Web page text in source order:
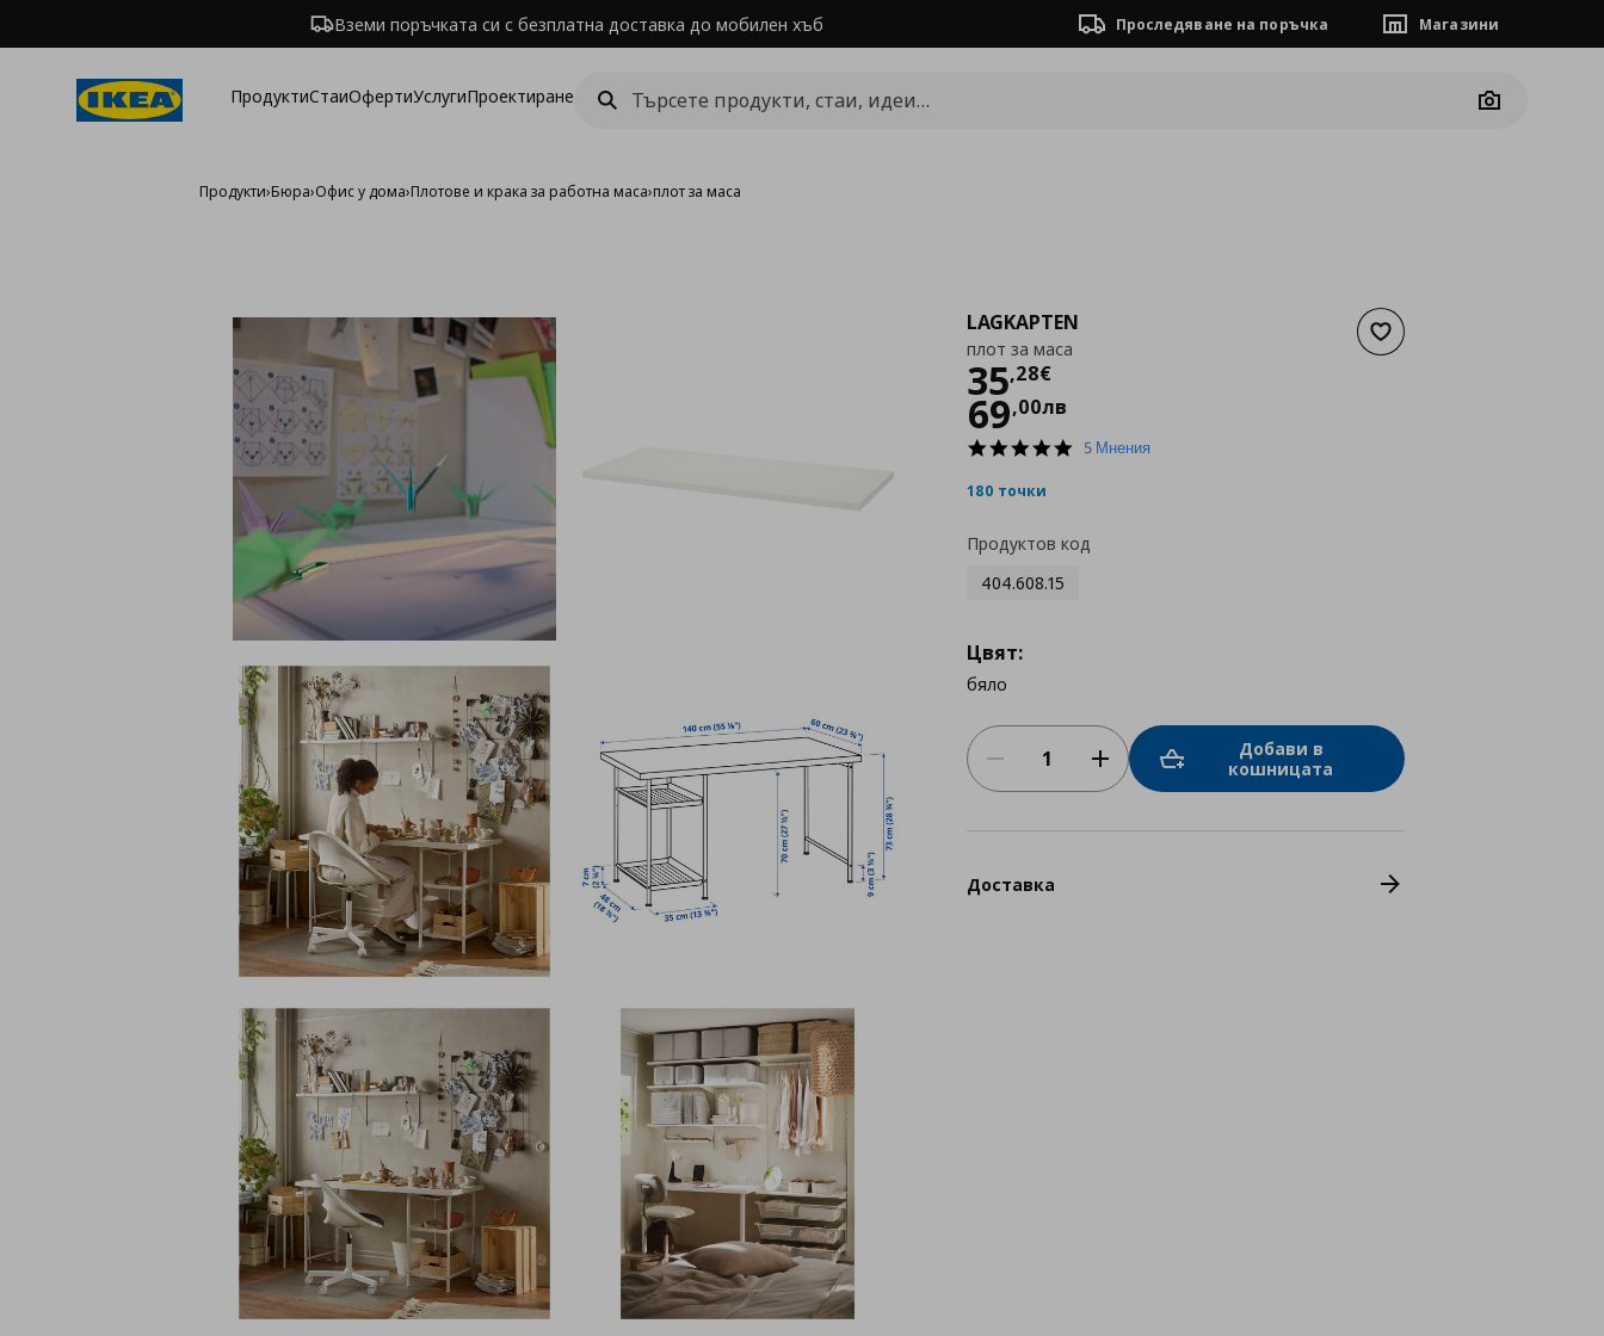
Вземи поръчката си с безплатна доставка до мобилен хъб Проследяване на поръчка Магазини
ПродуктиСтаиОфертиУслугиПроектиране
Camera
Продукти›Бюра›Офис у дома›Плотове и крака за работна маса›плот за маса
Добави към списъка с
LAGKAPTEN
плот за маса
35,28€
Цена
69,00лв
5.05 Мнения
180 точки
Продуктов код
404.608.15
Цвят:
бяло
Добави в
кошницата
Доставка